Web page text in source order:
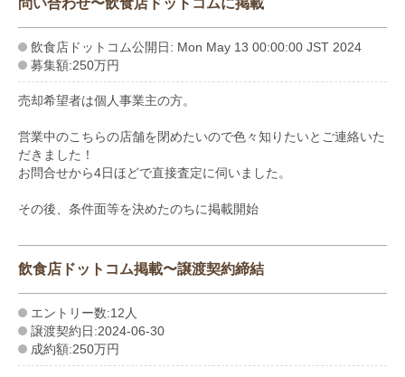
飲食店ドットコム公開日: Mon May 13 00:00:00 JST 2024
募集額:250万円
売却希望者は個人事業主の方。
営業中のこちらの店舗を閉めたいので色々知りたいとご連絡いた
だきました！
お問合せから4日ほどで直接査定に伺いました。
その後、条件面等を決めたのちに掲載開始
飲食店ドットコム掲載〜譲渡契約締結
エントリー数:12人
譲渡契約日:2024-06-30
成約額:250万円